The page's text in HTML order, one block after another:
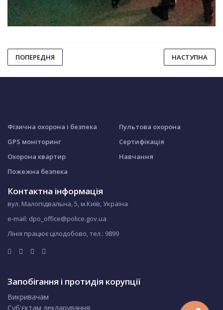
ПОПЕРЕДНЯ НАСТУПНА
Фізична охорона і безпека
GPS моніторинг
Охорона квартир
Пожежна безпека
Пультова охорона
Сертифікація
Навчання
Контактна інформація
вул. Малопідвальна, 5, м.Київ, Україна
e-mail: dpo_office@police.gov.ua
Лінія працює цілодобово, тел.: 9899
Запобігання і протидія корупції
Викривачам
Суб'єктам декларування